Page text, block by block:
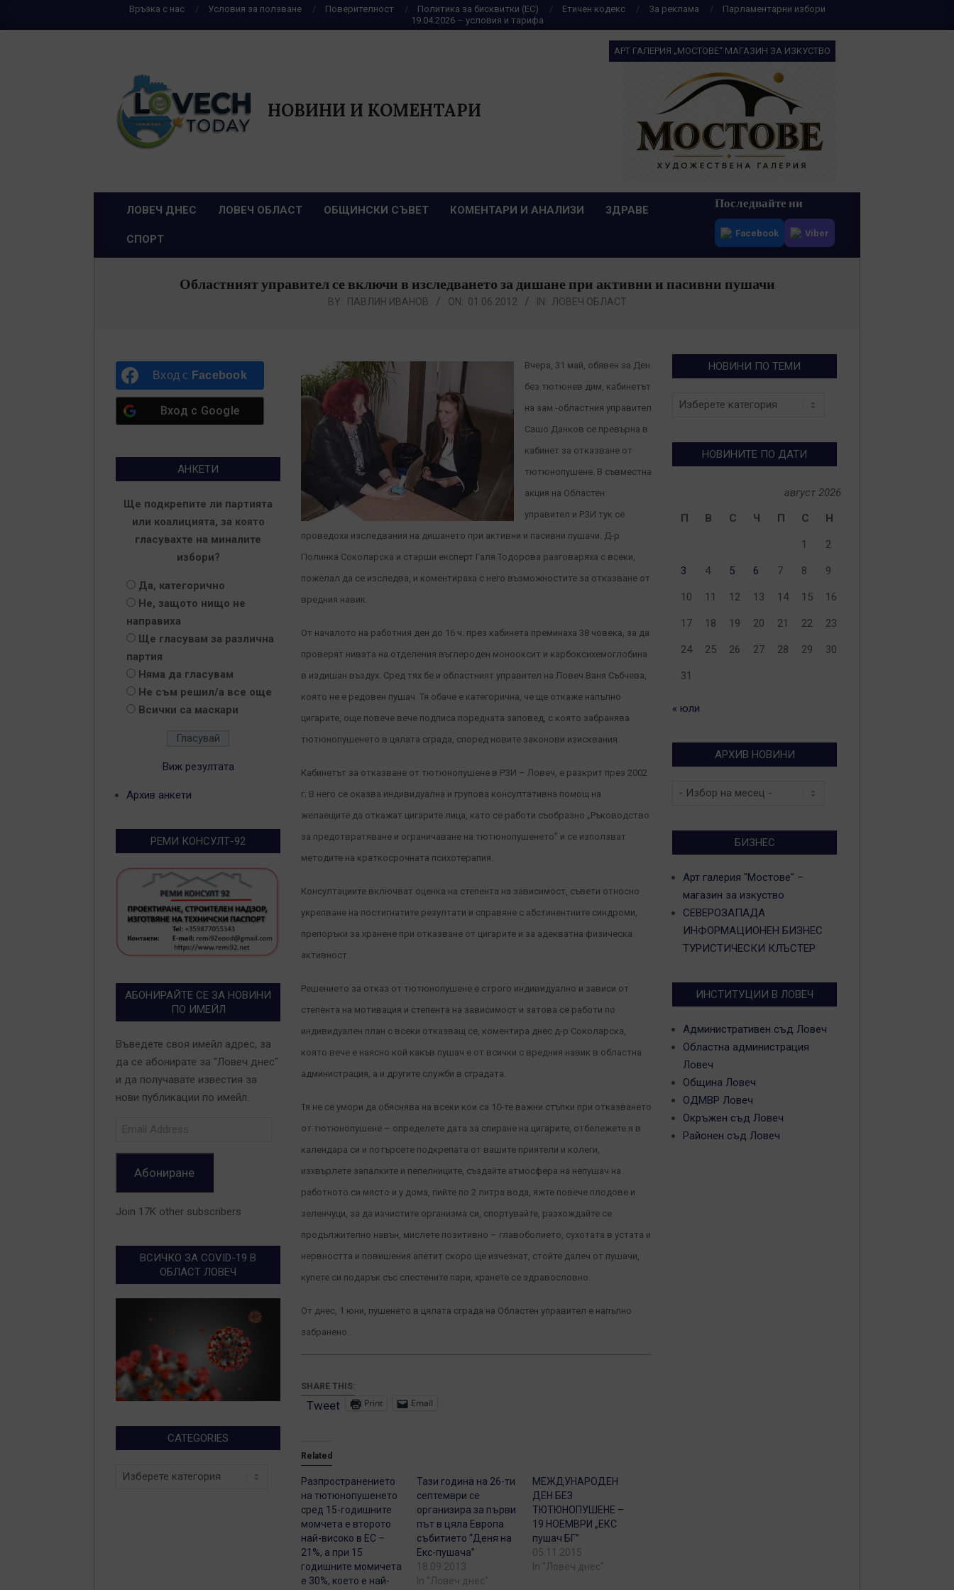
Връзка с нас Условия за ползване Поверителност Политика за бисквитки (ЕС) Етичен кодекс За реклама
Парламентарни избори
19.04.2026 – условия и тарифа
НОВИНИ И КОМЕНТАРИ
АРТ ГАЛЕРИЯ „МОСТОВЕ“ МАГАЗИН ЗА ИЗКУСТВО
Primary
ЛОВЕЧ ДНЕС ЛОВЕЧ ОБЛАСТ ОБЩИНСКИ СЪВЕТ КОМЕНТАРИ И АНАЛИЗИ ЗДРАВЕ
СПОРТ
Последвайте ни
Facebook Viber
Областният управител се включи в изследването за дишане при активни и пасивни пушачи
BY: ПАВЛИН ИВАНОВ ON: 01.06.2012 IN: ЛОВЕЧ ОБЛАСТ
Вчера, 31 май, обявен за Ден
без тютюнев дим, кабинетът
на зам.-областния управител
Сашо Данков се превърна в
кабинет за отказване от
тютюнопушене. В съвместна
акция на Областен
управител и РЗИ тук се
проведоха изследвания на дишането при активни и пасивни пушачи. Д-р
Полинка Соколарска и старши експерт Галя Тодорова разговаряха с всеки,
пожелал да се изследва, и коментираха с него възможностите за отказване от
вредния навик.
От началото на работния ден до 16 ч. през кабинета преминаха 38 човека, за да
проверят нивата на отделения въглероден монооксит и карбоксихемоглобина
в издишан въздух. Сред тях бе и областният управител на Ловеч Ваня Събчева,
която не е редовен пушач. Тя обаче е категорична, че ще откаже напълно
цигарите, още повече вече подписа поредната заповед, с която забранява
тютюнопушенето в цялата сграда, според новите законови изисквания.
Кабинетът за отказване от тютюнопушене в РЗИ – Ловеч, е разкрит през 2002
г. В него се оказва индивидуална и групова консултативна помощ на
желаещите да откажат цигарите лица, като се работи съобразно „Ръководство
за предотвратяване и ограничаване на тютюнопушенето” и се използват
методите на краткосрочната психотерапия.
Консултациите включват оценка на степента на зависимост, съвети относно
укрепване на постигнатите резултати и справяне с абстинентните синдроми,
препоръки за хранене при отказване от цигарите и за адекватна физическа
активност.
Решението за отказ от тютюнопушене е строго индивидуално и зависи от
степента на мотивация и степента на зависимост и затова се работи по
индивидуален план с всеки отказващ се, коментира днес д-р Соколарска,
която вече е наясно кой какъв пушач е от всички с вредния навик в областна
администрация, а и другите служби в сградата.
Тя не се умори да обяснява на всеки кои са 10-те важни стъпки при отказването
от тютюнопушене – определете дата за спиране на цигарите, отбележете я в
календара си и потърсете подкрепата от вашите приятели и колеги,
изхвърлете запалките и пепелниците, създайте атмосфера на непушач на
работното си място и у дома, пийте по 2 литра вода, яжте повече плодове и
зеленчуци, за да изчистите организма си, спортувайте, разхождайте се
продължително навън, мислете позитивно – главоболието, сухотата в устата и
нервността и повишения апетит скоро ще изчезнат, стойте далеч от пушачи,
купете си подарък със спестените пари, хранете се здравословно.
От днес, 1 юни, пушенето в цялата сграда на Областен управител е напълно
забранено.
SHARE THIS:
Tweet Print Email
Related
Разпространението
на тютюнопушенето
сред 15-годишните
момчета е второто
най-високо в ЕС –
21%, а при 15
годишните момичета
е 30%, което е най-
Тази година на 26-ти
септември се
организира за първи
път в цяла Европа
събитието “Деня на
Екс-пушача”
18.09.2013
In "Ловеч днес"
МЕЖДУНАРОДЕН
ДЕН БЕЗ
ТЮТЮНОПУШЕНЕ –
19 НОЕМВРИ „ЕКС
пушач БГ”
05.11.2015
In "Ловеч днес"
Вход с Facebook
Вход с Google
АНКЕТИ
Ще подкрепите ли партията
или коалицията, за която
гласувахте на миналите
избори?
Да, категорично
Не, защото нищо не
направиха
Ще гласувам за различна
партия
Няма да гласувам
Не съм решил/а все още
Всички са маскари
Виж резултата
Архив анкети
РЕМИ КОНСУЛТ-92
АБОНИРАЙТЕ СЕ ЗА НОВИНИ
ПО ИМЕЙЛ
Въведете своя имейл адрес, за
да се абонирате за "Ловеч днес"
и да получавате известия за
нови публикации по имейл.
Абониране
Join 17K other subscribers
ВСИЧКО ЗА COVID-19 В
ОБЛАСТ ЛОВЕЧ
CATEGORIES
Categories
НОВИНИ ПО ТЕМИ
Новини
НОВИНИТЕ ПО ДАТИ
август 2026
П
В С Ч П С Н
1 2
3 4 5 6 7 8 9
10 11 12 13 14 15 16
17 18 19 20 21 22 23
24 25 26 27 28 29 30
31
« юли
АРХИВ НОВИНИ
Архив
БИЗНЕС
Арт галерия "Мостове" –
магазин за изкуство
СЕВЕРОЗАПАДА
ИНФОРМАЦИОНЕН БИЗНЕС
ТУРИСТИЧЕСКИ КЛЪСТЕР
ИНСТИТУЦИИ В ЛОВЕЧ
Административен съд Ловеч
Областна администрация
Ловеч
Община Ловеч
ОДМВР Ловеч
Окръжен съд Ловеч
Районен съд Ловеч